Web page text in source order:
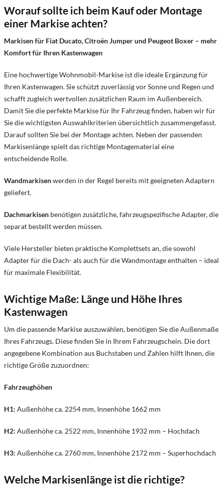
Worauf sollte ich beim Kauf oder Montage
einer Markise achten?
Markisen für Fiat Ducato, Citroën Jumper und Peugeot Boxer – mehr
Komfort für Ihren Kastenwagen
Eine hochwertige Wohnmobil-Markise ist die ideale Ergänzung für
Ihren Kastenwagen. Sie schützt zuverlässig vor Sonne und Regen und
schafft zugleich wertvollen zusätzlichen Raum im Außenbereich.
Damit Sie die perfekte Markise für Ihr Fahrzeug finden, haben wir für
Sie die wichtigsten Auswahlkriterien übersichtlich zusammengefasst.
Darauf sollten Sie bei der Montage achten. Neben der passenden
Markisenlänge spielt das richtige Montagematerial eine
entscheidende Rolle.
Wandmarkisenwerden in der Regel bereits mit geeigneten Adaptern
geliefert.
Dachmarkisen benötigen zusätzliche, fahrzeugspezifische Adapter, die
separat bestellt werden müssen.
Viele Hersteller bieten praktische Komplettsets an, die sowohl
Adapter für die Dach- als auch für die Wandmontage enthalten – ideal
für maximale Flexibilität.
Wichtige Maße: Länge und Höhe Ihres
Kastenwagen
Um die passende Markise auszuwählen, benötigen Sie die Außenmaße
Ihres Fahrzeugs. Diese finden Sie in Ihrem Fahrzeugschein. Die dort
angegebene Kombination aus Buchstaben und Zahlen hilft Ihnen, die
richtige Größe zuzuordnen:
Fahrzeughöhen
H1: Außenhöhe ca. 2254 mm, Innenhöhe 1662 mm
H2: Außenhöhe ca. 2522 mm, Innenhöhe 1932 mm – Hochdach
H3: Außenhöhe ca. 2760 mm, Innenhöhe 2172 mm – Superhochdach
Welche Markisenlänge ist die richtige?